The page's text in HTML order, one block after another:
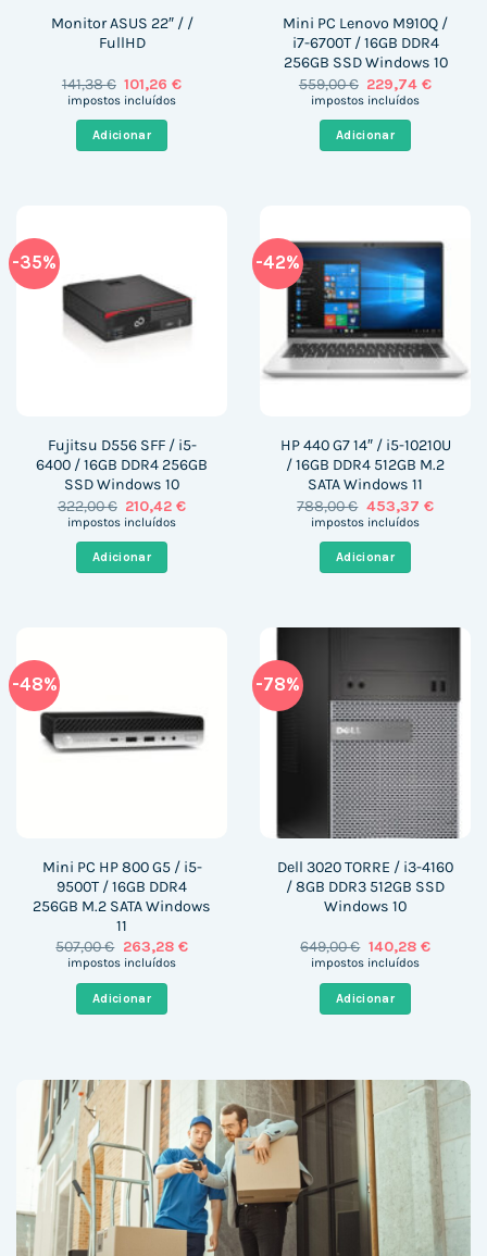
Monitor ASUS 22″ / /
FullHD
141,38€ O
preço
era:
141,38 €.
101,26€O
impostos incluídos
Adicionar
Mini PC Lenovo M910Q /
i7-6700T / 16GB DDR4
256GB SSD Windows 10
559,00€ O
preço
era:
559,00 €.
229,74€O
impostos incluídos
Adicionar
-35%
Fujitsu D556 SFF / i5-
6400 / 16GB DDR4 256GB
SSD Windows 10
322,00€ O
preço
era:
322,00 €.
210,42€O
impostos incluídos
Adicionar
-42%
HP 440 G7 14″ / i5-10210U
/ 16GB DDR4 512GB M.2
SATA Windows 11
788,00€ O
preço
era:
788,00 €.
453,37 €O
impostos incluídos
Adicionar
-48%
Mini PC HP 800 G5 / i5-
9500T / 16GB DDR4
256GB M.2 SATA Windows
11
507,00€ O
preço
507,00 €.
263,28 €O
impostos incluídos
Adicionar
-78%
Dell 3020 TORRE / i3-4160
/ 8GB DDR3 512GB SSD
Windows 10
649,00€ O
preço
649,00 €.
140,28 €O
impostos incluídos
Adicionar